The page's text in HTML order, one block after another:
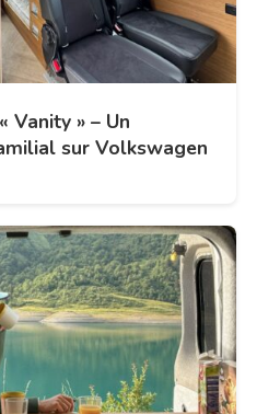
Vanity » – Un
sur Volkswagen